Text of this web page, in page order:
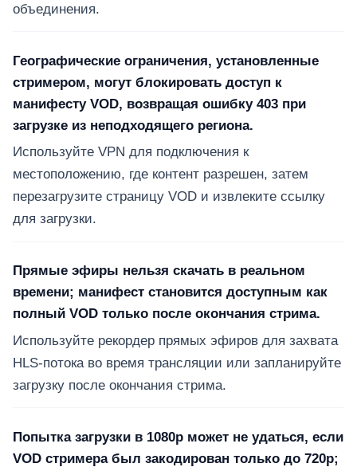
объединения.
Географические ограничения, установленные
стримером, могут блокировать доступ к
манифесту VOD, возвращая ошибку 403 при
загрузке из неподходящего региона.
Используйте VPN для подключения к
местоположению, где контент разрешен, затем
перезагрузите страницу VOD и извлеките ссылку
для загрузки.
Прямые эфиры нельзя скачать в реальном
времени; манифест становится доступным как
полный VOD только после окончания стрима.
Используйте рекордер прямых эфиров для захвата
HLS-потока во время трансляции или запланируйте
загрузку после окончания стрима.
Попытка загрузки в 1080p может не удаться, если
VOD стримера был закодирован только до 720p;